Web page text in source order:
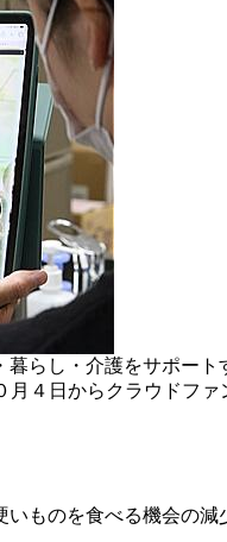
らし・介護をサポート
４日からクラウドファ
ものを食べる機会の減